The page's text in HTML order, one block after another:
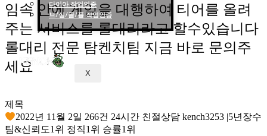
다이아 작업인증
브/실/골/플 작업인증
X
임속 안에 게임을 대행하여 티어를 올려
주는 서비스를 롤대리라고 할수있습니다
롤대리 전문 탐켄치팀 지금 바로 문의주
세요
제목
2022년 11월 2일 266건 24시간 친절상담 kench3253 |5년장수
팀&신뢰도1위 정직1위 승률1위